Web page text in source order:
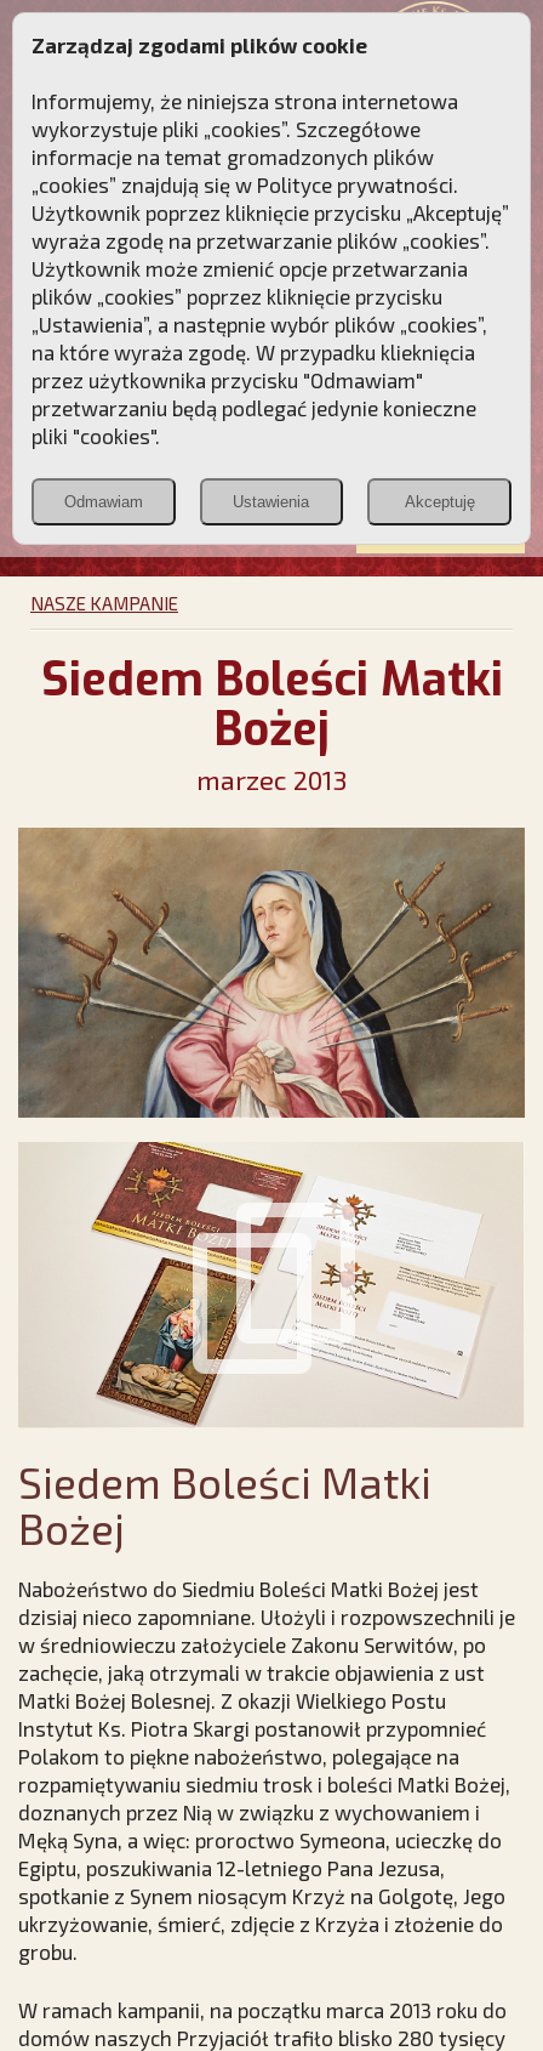
Przebudźmy sumienia Polaków!
Polonia
Christiana
PCh24.pl
Przymierze
POZNAJ APOSTOLAT FATIMY WESPRZYJ
NAS
NASZE KAMPANIE
Siedem Boleści Matki
Bożej
marzec 2013
Siedem Boleści Matki
Bożej
Nabożeństwo do Siedmiu Boleści Matki Bożej jest
dzisiaj nieco zapomniane. Ułożyli i rozpowszechnili je
w średniowieczu założyciele Zakonu Serwitów, po
zachęcie, jaką otrzymali w trakcie objawienia z ust
Matki Bożej Bolesnej. Z okazji Wielkiego Postu
Instytut Ks. Piotra Skargi postanowił przypomnieć
Polakom to piękne nabożeństwo, polegające na
rozpamiętywaniu siedmiu trosk i boleści Matki Bożej,
doznanych przez Nią w związku z wychowaniem i
Męką Syna, a więc: proroctwo Symeona, ucieczkę do
Egiptu, poszukiwania 12-letniego Pana Jezusa,
spotkanie z Synem niosącym Krzyż na Golgotę, Jego
ukrzyżowanie, śmierć, zdjęcie z Krzyża i złożenie do
grobu.
W ramach kampanii, na początku marca 2013 roku do
domów naszych Przyjaciół trafiło blisko 280 tysięcy
Zarządzaj zgodami plików cookie
Informujemy, że niniejsza strona internetowa
wykorzystuje pliki „cookies”. Szczegółowe
informacje na temat gromadzonych plików
„cookies” znajdują się w Polityce prywatności.
Użytkownik poprzez kliknięcie przycisku „Akceptuję”
wyraża zgodę na przetwarzanie plików „cookies”.
Użytkownik może zmienić opcje przetwarzania
plików „cookies” poprzez kliknięcie przycisku
„Ustawienia”, a następnie wybór plików „cookies”,
na które wyraża zgodę. W przypadku klieknięcia
przez użytkownika przycisku "Odmawiam"
przetwarzaniu będą podlegać jedynie konieczne
pliki "cookies".
Odmawiam Ustawienia Akceptuję